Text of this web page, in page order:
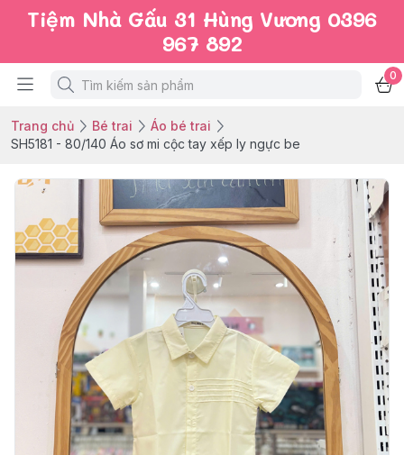
Tiệm Nhà Gấu 31 Hùng Vương 0396
967 892
0
Trang chủ Bé trai
Áo bé trai
SH5181 - 80/140 Áo sơ mi cộc tay xếp ly ngực be